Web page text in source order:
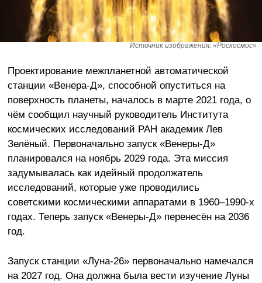
Источник изображения: «Роскосмос»
Проектирование межпланетной автоматической
станции «Венера-Д», способной опуститься на
поверхность планеты, началось в марте 2021 года, о
чём сообщил научный руководитель Института
космических исследований РАН академик Лев
Зелёный. Первоначально запуск «Венеры-Д»
планировался на ноябрь 2029 года. Эта миссия
задумывалась как идейный продолжатель
исследований, которые уже проводились
советскими космическими аппаратами в 1960–1990-х
годах. Теперь запуск «Венеры-Д» перенесён на 2036
год.
Запуск станции «Луна-26» первоначально намечался
на 2027 год. Она должна была вести изучение Луны